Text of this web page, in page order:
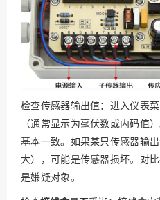
检查传感器输出值：进入仪表
（通常显示为毫伏数或内码值
基本一致。如果某只传感器输
大），可能是传感器损坏。对
是嫌疑对象。